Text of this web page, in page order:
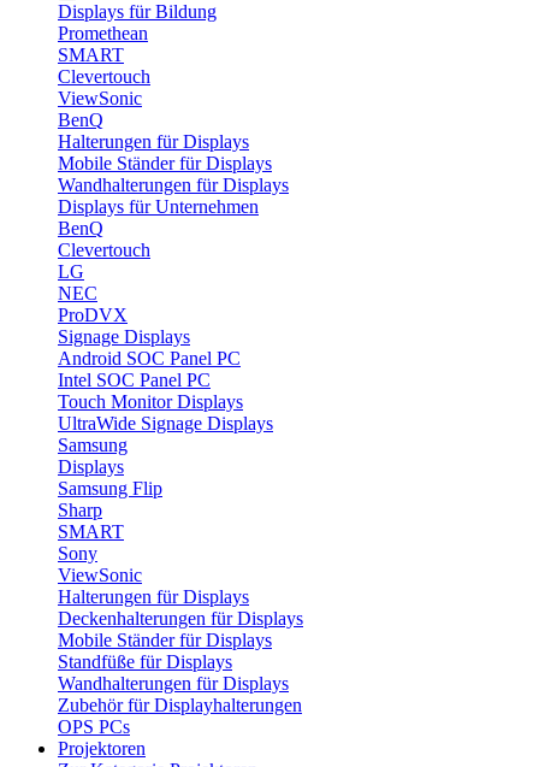
Displays für Bildung
Promethean
SMART
Clevertouch
ViewSonic
BenQ
Halterungen für Displays
Mobile Ständer für Displays
Wandhalterungen für Displays
Displays für Unternehmen
BenQ
Clevertouch
LG
NEC
ProDVX
Signage Displays
Android SOC Panel PC
Intel SOC Panel PC
Touch Monitor Displays
UltraWide Signage Displays
Samsung
Displays
Samsung Flip
Sharp
SMART
Sony
ViewSonic
Halterungen für Displays
Deckenhalterungen für Displays
Mobile Ständer für Displays
Standfüße für Displays
Wandhalterungen für Displays
Zubehör für Displayhalterungen
OPS PCs
Projektoren